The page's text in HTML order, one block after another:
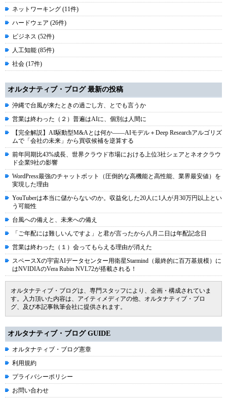
ネットワーキング (11件)
ハードウェア (26件)
ビジネス (52件)
人工知能 (85件)
社会 (17件)
オルタナティブ・ブログ 最新の投稿
沖縄で台風が来たときの過ごし方、とでも言うか
営業は終わった（２）普遍はAIに、個別は人間に
【完全解説】AI駆動型M&Aとは何か――AIモデル＋Deep Researchアルゴリズ
ムで「会社の未来」から買収候補を逆算する
前年同期比43%成長、世界クラウド市場における上位3社シェアとネオクラウ
ド企業9社の影響
WordPress最強のチャットボット（圧倒的な高機能と高性能、業界最安値）を
実現した理由
YouTuberは本当に儲からないのか。収益化した20人に1人が月30万円以上とい
う可能性
台風への備えと、未来への備え
「ご年配には難しいんですよ」と君が言ったから八月二日は年配記念日
営業は終わった（１）会ってもらえる理由が消えた
スペースXの宇宙AIデータセンター用衛星Starmind（最終的に百万基規模）に
はNVIDIAのVera Rubin NVL72が搭載される！
オルタナティブ・ブログは、専門スタッフにより、企画・構成されていま
す。入力頂いた内容は、アイティメディアの他、オルタナティブ・ブロ
グ、及び本記事執筆会社に提供されます。
オルタナティブ・ブログ GUIDE
オルタナティブ・ブログ憲章
利用規約
プライバシーポリシー
お問い合わせ